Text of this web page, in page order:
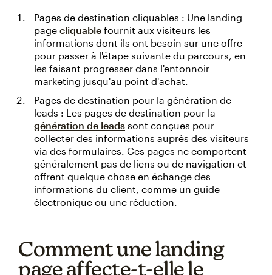
Pages de destination cliquables : Une landing
page cliquable fournit aux visiteurs les
informations dont ils ont besoin sur une offre
pour passer à l'étape suivante du parcours, en
les faisant progresser dans l'entonnoir
marketing jusqu'au point d'achat.
Pages de destination pour la génération de
leads : Les pages de destination pour la
génération de leads sont conçues pour
collecter des informations auprès des visiteurs
via des formulaires. Ces pages ne comportent
généralement pas de liens ou de navigation et
offrent quelque chose en échange des
informations du client, comme un guide
électronique ou une réduction.
Comment une landing
page affecte-t-elle le